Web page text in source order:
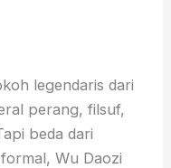
legendaris dari
perang, filsuf,
beda dari
Wu Daozi